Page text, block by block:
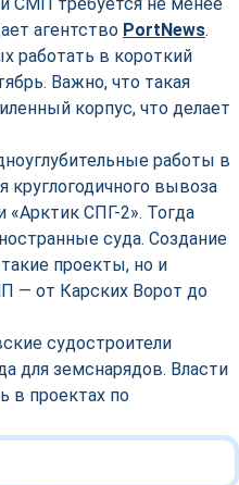
агентство PortNews.
работать в короткий
Важно, что такая
корпус, что делает
работы в
круглогодичного вывоза
«Арктик СПГ-2». Тогда
суда. Создание
проекты, но и
— от Карских Ворот до
судостроители
для земснарядов. Власти
в проектах по